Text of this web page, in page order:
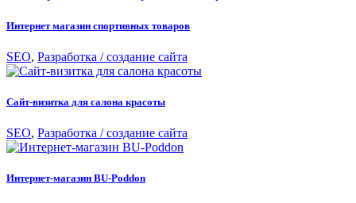
Интернет магазин спортивных товаров
SEO, Разработка / создание сайта
Сайт-визитка для салона красоты
SEO, Разработка / создание сайта
Интернет-магазин BU-Poddon